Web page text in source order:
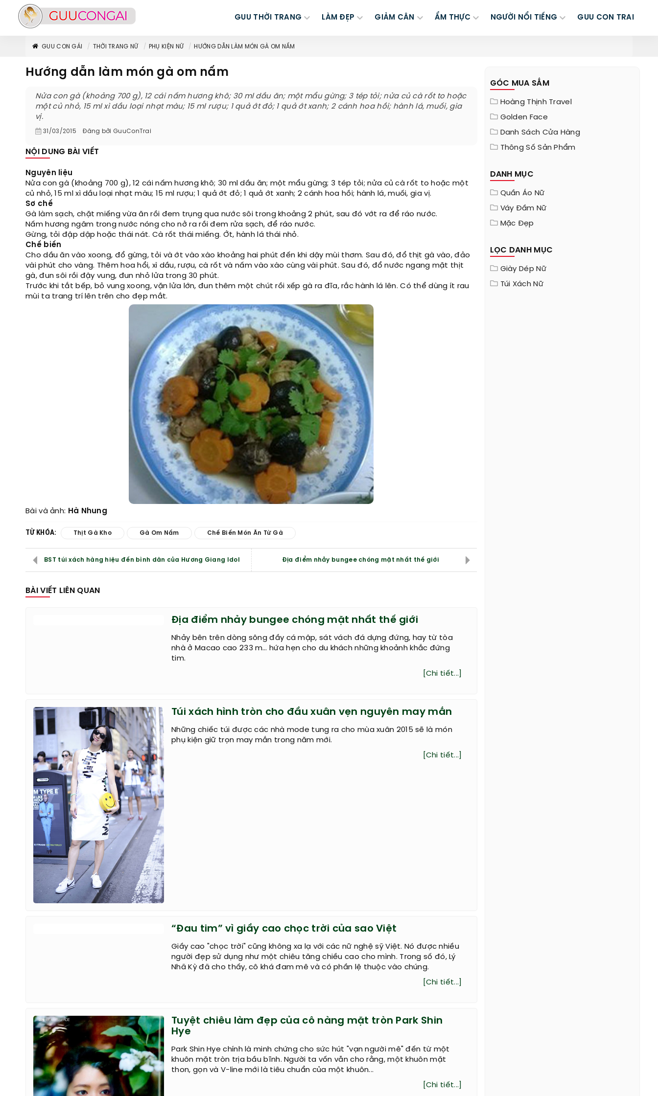
GUU THỜI TRANG LÀM ĐẸP GIẢM CÂN ẨM THỰC NGƯỜI NỔI TIẾNG GUU CON TRAI
GUU CON GÁI THỜI TRANG NỮ PHỤ KIỆN NỮ HƯỚNG DẪN LÀM MÓN GÀ OM NẤM
Hướng dẫn làm món gà om nấm
Nửa con gà (khoảng 700 g), 12 cái nấm hương khô; 30 ml dầu ăn; một mẩu gừng; 3 tép tỏi; nửa củ cà rốt to hoặc
một củ nhỏ, 15 ml xì dầu loại nhạt màu; 15 ml rượu; 1 quả ớt đỏ; 1 quả ớt xanh; 2 cánh hoa hồi; hành lá, muối, gia
vị.
31/03/2015 Đăng bởi GuuConTrai
NỘI DUNG BÀI VIẾT
Nguyên liệu
Nửa con gà (khoảng 700 g), 12 cái nấm hương khô; 30 ml dầu ăn; một mẩu gừng; 3 tép tỏi; nửa củ cà rốt to hoặc một
củ nhỏ, 15 ml xì dầu loại nhạt màu; 15 ml rượu; 1 quả ớt đỏ; 1 quả ớt xanh; 2 cánh hoa hồi; hành lá, muối, gia vị.
Sơ chế
Gà làm sạch, chặt miếng vừa ăn rồi đem trụng qua nước sôi trong khoảng 2 phút, sau đó vớt ra để ráo nước.
Nấm hương ngâm trong nước nóng cho nở ra rồi đem rửa sạch, để ráo nước.
Gừng, tỏi đập dập hoặc thái nát. Cà rốt thái miếng. Ớt, hành lá thái nhỏ.
Chế biến
Cho dầu ăn vào xoong, đổ gừng, tỏi và ớt vào xào khoảng hai phút đến khi dậy mùi thơm. Sau đó, đổ thịt gà vào, đảo
vài phút cho vàng. Thêm hoa hổi, xì dầu, rượu, cà rốt và nấm vào xào cùng vài phút. Sau đó, đổ nước ngang mặt thịt
gà, đun sôi rồi đậy vung, đun nhỏ lửa trong 30 phút.
Trước khi tắt bếp, bỏ vung xoong, vặn lửa lớn, đun thêm một chút rồi xếp gà ra đĩa, rắc hành lá lên. Có thể dùng ít rau
mùi ta trang trí lên trên cho đẹp mắt.
Bài và ảnh: Hà Nhung
TỪ KHÓA: Thịt Gà Kho Gà Om Nấm Chế Biến Món Ăn Từ Gà
BST túi xách hàng hiệu đến bình dân của Hương Giang Idol Địa điểm nhảy bungee chóng mặt nhất thế giới
BÀI VIẾT LIÊN QUAN
Địa điểm nhảy bungee chóng mặt nhất thế giới
Nhảy bên trên dòng sông đầy cá mập, sát vách đá dựng đứng, hay từ tòa
nhà ở Macao cao 233 m… hứa hẹn cho du khách những khoảnh khắc đứng
tim.
[Chi tiết...]
Túi xách hình tròn cho đầu xuân vẹn nguyên may mắn
Những chiếc túi được các nhà mode tung ra cho mùa xuân 2015 sẽ là món
“Đau tim” vì giầy cao chọc trời của sao Việt
Giầy cao "chọc trời" cũng không xa lạ với các nữ nghệ sỹ Việt. Nó được nhiều
người đẹp sử dụng như một chiêu tăng chiều cao cho mình. Trong số đó, Lý
Nhã Kỳ đã cho thấy, cô khá đam mê và có phần lệ thuộc vào chúng.
GÓC MUA SẮM
Hoàng Thịnh Travel
Golden Face
Danh Sách Cửa Hàng
Thông Số Sản Phẩm
DANH MỤC
Quần Áo Nữ
Váy Đầm Nữ
Mặc Đẹp
LỌC DANH MỤC
Giày Dép Nữ
Túi Xách Nữ